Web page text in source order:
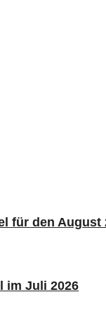
für den August
im Juli 2026